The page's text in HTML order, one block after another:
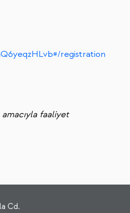
registration
faaliyet
Cd.